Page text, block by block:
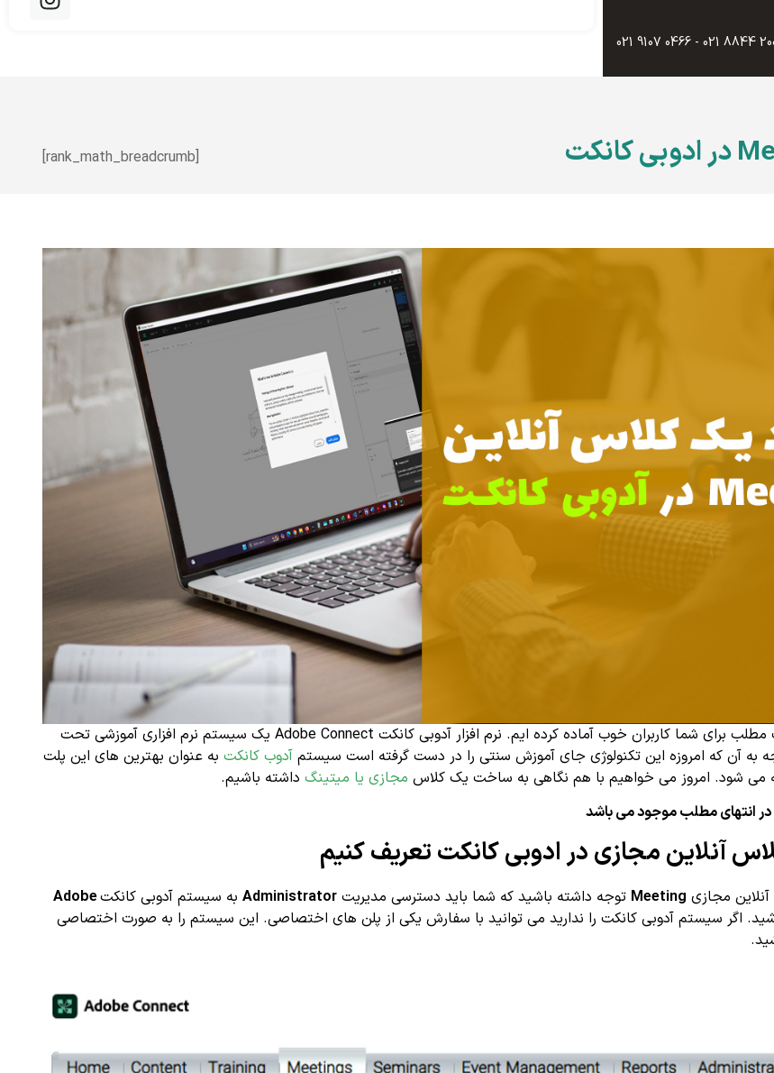
[rank_math_breadcrumb]
باز هم برای شما یک مطلب برای شما کاربران خوب آماده کرده ایم. نرم افزار آدوبی کانکت Adobe Connect یک سیستم نرم افزاری آموزشی تحت
به آن که امروزه این تکنولوژی جای آموزش سنتی را در دست گرفته است سیستمآدوب کانکت به عنوان بهترین های این پلت
می شود. امروز می خواهیم با هم نگاهی به ساخت یک کلاس مجازی یا میتینگ داشته باشیم.
انتهای مطلب موجود می باشد
آنلاین مجازی در ادوبی کانکت تعریف کنیم
مجازی Meeting توجه داشته باشید که شما باید دسترسی مدیریتAdministrator به سیستم آدوبی کانکتAdobe
اگر سیستم آدوبی کانکت را ندارید می توانید با سفارش یکی از پلن های اختصاصی. این سیستم را به صورت اختصاصی